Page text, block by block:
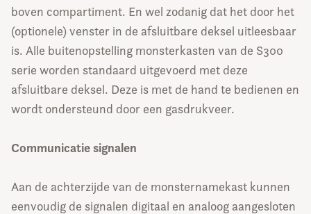
boven compartiment. En wel zodanig dat het door het
(optionele) venster in de afsluitbare deksel uitleesbaar
is. Alle buitenopstelling monsterkasten van de S300
serie worden standaard uitgevoerd met deze
afsluitbare deksel. Deze is met de hand te bedienen en
wordt ondersteund door een gasdrukveer.
Communicatie signalen
Aan de achterzijde van de monsternamekast kunnen
eenvoudig de signalen digitaal en analoog aangesloten